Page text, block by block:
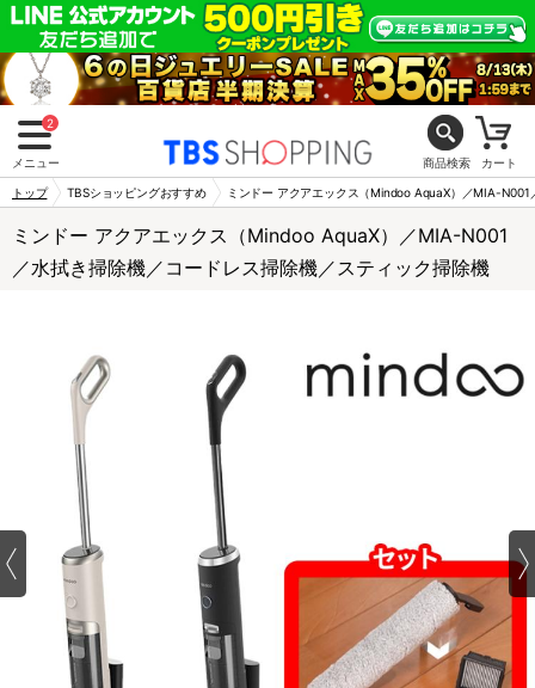
2
メニュー 商品検索 カート
トップ TBSショッピングおすすめ ミンドー アクアエックス（Mindoo AquaX）／MIA-
ミンドー アクアエックス（Mindoo AquaX）／MIA-N001
／水拭き掃除機／コードレス掃除機／スティック掃除機